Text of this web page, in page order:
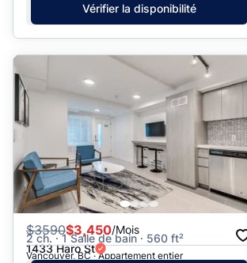
Vérifier la disponibilité
$3590$3,450/Mois
2 ch. · 1 Salle de bain · 560 ft²
1433 Haro St
Vancouver, BC · Appartement entier